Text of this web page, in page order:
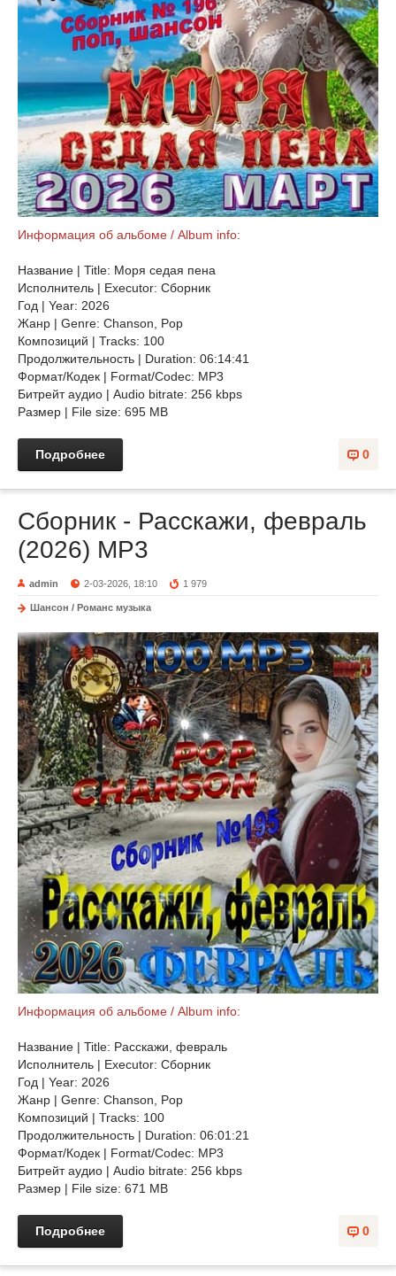
Информация об альбоме / Album info:
Название | Title: Моря седая пена
Исполнитель | Executor: Сборник
Год | Year: 2026
Жанр | Genre: Chanson, Pop
Композиций | Tracks: 100
Продолжительность | Duration: 06:14:41
Формат/Кодек | Format/Codec: MP3
Битрейт аудио | Audio bitrate: 256 kbps
Размер | File size: 695 MB
0
Подробнее
Сборник - Расскажи, февраль
(2026) МР3
admin 2-03-2026, 18:10 1 979
Шансон / Романс музыка
Информация об альбоме / Album info:
Название | Title: Расскажи, февраль
Исполнитель | Executor: Сборник
Год | Year: 2026
Жанр | Genre: Chanson, Pop
Композиций | Tracks: 100
Продолжительность | Duration: 06:01:21
Формат/Кодек | Format/Codec: MP3
Битрейт аудио | Audio bitrate: 256 kbps
Размер | File size: 671 MB
0
Подробнее